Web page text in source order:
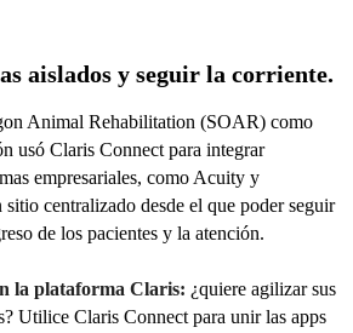
aislados y seguir la corriente.
Animal Rehabilitation (SOAR) como
usó Claris Connect para integrar
empresariales, como Acuity y
centralizado desde el que poder seguir
de los pacientes y la atención.
la plataforma Claris: ¿quiere agilizar sus
Utilice Claris Connect para unir las apps